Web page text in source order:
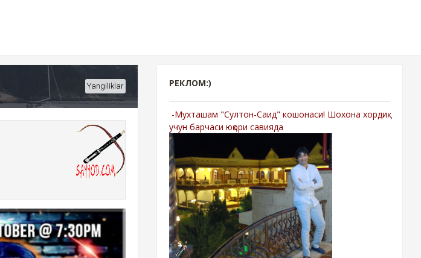
Yangiliklar РЕКЛОМ:)
-Мухташам "Султон-Саид" кошонаси! Шохона хордиқ
учун барчаси юқори савияда